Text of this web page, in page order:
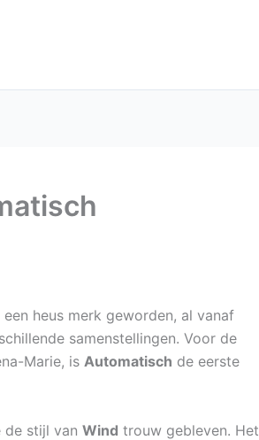
heus merk geworden, al vanaf
samenstellingen. Voor de
Marie, is Automatisch de eerste
de stijl van Wind trouw gebleven. Het